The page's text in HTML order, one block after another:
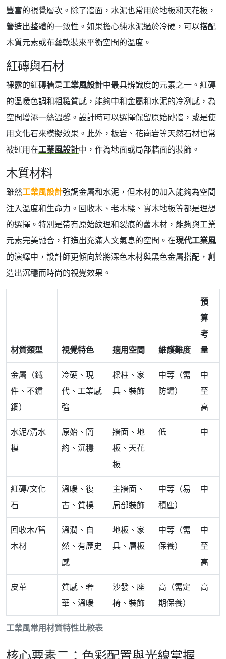
豐富的視覺層次。除了牆面，水泥也常用於地板和天花板，
營造出整體的一致性。如果擔心純水泥過於冷硬，可以搭配
木質元素或布藝軟裝來平衡空間的溫度。
紅磚與石材
裸露的紅磚牆是工業風設計中最具辨識度的元素之一。紅磚
的溫暖色調和粗糙質感，能夠中和金屬和水泥的冷冽感，為
空間增添一絲溫馨。設計時可以選擇保留原始磚牆，或是使
用文化石來模擬效果。此外，板岩、花崗岩等天然石材也常
被運用在工業風設計中，作為地面或局部牆面的裝飾。
木質材料
雖然工業風設計強調金屬和水泥，但木材的加入能夠為空間
注入溫度和生命力。回收木、老木樑、實木地板等都是理想
的選擇。特別是帶有原始紋理和裂痕的舊木材，能夠與工業
元素完美融合，打造出充滿人文氣息的空間。在現代工業風
的演繹中，設計師更傾向於將深色木材與黑色金屬搭配，創
造出沉穩而時尚的視覺效果。
工業風常用材質特性比較表
材質類型 視覺特色 適用空間 維護難度
預
算
考
量
金屬（鐵
件、不鏽
鋼）
冷硬、現
代、工業感
強
樑柱、家
具、裝飾
中等（需
防鏽）
中
至
高
水泥/清水
模
原始、簡
約、沉穩
牆面、地
板、天花
板
低 中
紅磚/文化
石
溫暖、復
古、質樸
主牆面、
局部裝飾
中等（易
積塵）
中
回收木/舊
木材
溫潤、自
然、有歷史
感
地板、家
具、層板
中等（需
保養）
中
至
高
皮革
質感、奢
華、溫暖
沙發、座
椅、裝飾
高（需定
期保養）
高
核心要素二：色彩配置與光線掌握